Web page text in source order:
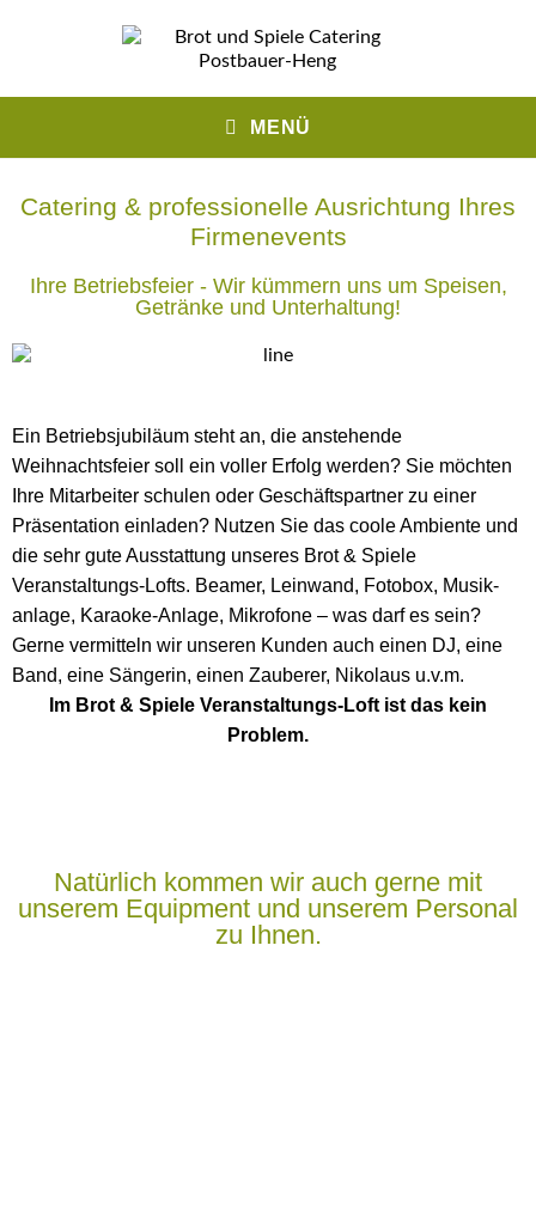
MENÜ
Catering & professionelle Ausrichtung Ihres
Firmenevents
Ihre Betriebsfeier - Wir kümmern uns um Speisen,
Getränke und Unterhaltung!
Ein Betriebsjubiläum steht an, die anstehende
Weihnachtsfeier soll ein voller Erfolg werden? Sie möchten
Ihre Mitarbeiter schulen oder Geschäftspartner zu einer
Präsentation einladen? Nutzen Sie das coole Ambiente und
die sehr gute Ausstattung unseres Brot & Spiele
Veranstaltungs-Lofts. Beamer, Lein­wand, Foto­box, Musik­
anlage, Karaoke-Anlage, Mikro­fone – was darf es sein?
Gerne vermitteln wir unseren Kunden auch einen DJ, eine
Band, eine Sängerin, einen Zauberer, Nikolaus u.v.m.
Im Brot & Spiele Veranstaltungs-Loft ist das kein
Problem.
Natürlich kommen wir auch gerne mit
unserem Equipment und unserem Personal
zu Ihnen.